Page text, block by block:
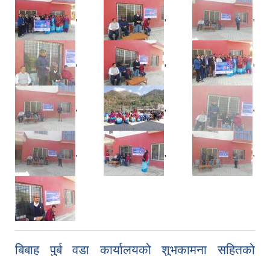
, , ,
, , ,
, , ,
, , ,
बिबाह पुर्ब वडा कार्यालयको शुभकामना सहितको